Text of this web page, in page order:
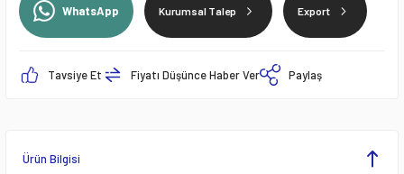
WhatsApp Kurumsal Talep Export
Tavsiye Et Fiyatı Düşünce Haber Ver Paylaş
Ürün Bilgisi